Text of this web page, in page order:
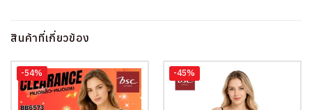
สินค้าที่เกี่ยวข้อง
-54% -45%